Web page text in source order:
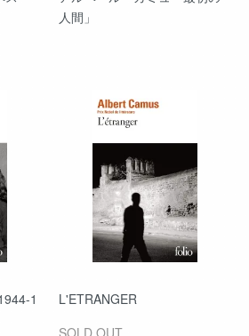
人間」
1
L'ETRANGER
SOLD OUT